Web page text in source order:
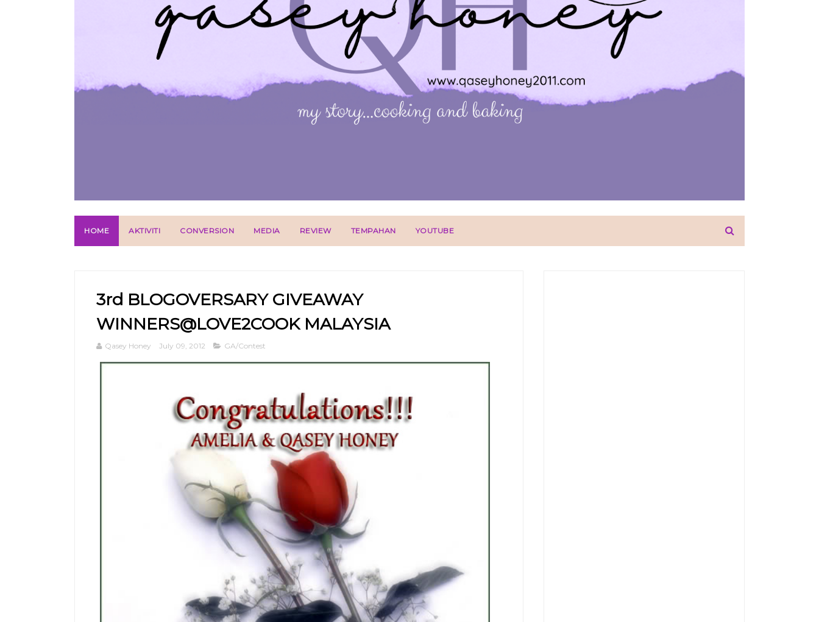
HOME AKTIVITI CONVERSION MEDIA REVIEW TEMPAHAN YOUTUBE
3rd BLOGOVERSARY GIVEAWAY
WINNERS@LOVE2COOK MALAYSIA
Qasey Honey July 09, 2012 GA/Contest